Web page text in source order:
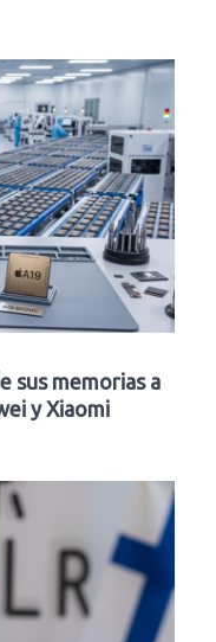
sus memorias a
y Xiaomi